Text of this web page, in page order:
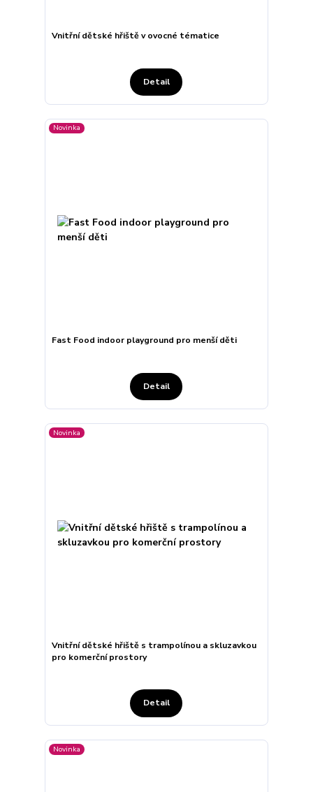
Vnitřní dětské hřiště v ovocné tématice
Detail
Novinka
Fast Food indoor playground pro menší děti
Detail
Novinka
Vnitřní dětské hřiště s trampolínou a skluzavkou
pro komerční prostory
Detail
Novinka